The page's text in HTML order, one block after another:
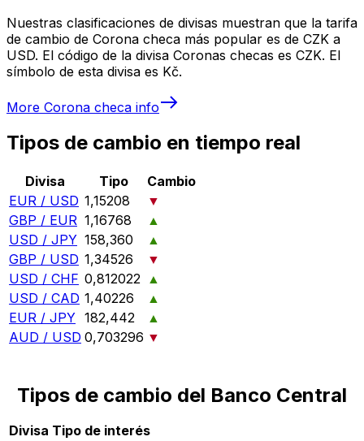
Nuestras clasificaciones de divisas muestran que la tarifa
de cambio de Corona checa más popular es de CZK a
USD. El código de la divisa Coronas checas es CZK. El
símbolo de esta divisa es Kč.
More Corona checa info
Tipos de cambio en tiempo real
Divisa Tipo
Cambio
EUR / USD 1,15208
▼
GBP / EUR 1,16768
▲
USD / JPY 158,360
▲
GBP / USD 1,34526
▼
USD / CHF 0,812022 ▲
USD / CAD 1,40226
▲
EUR / JPY 182,442
▲
AUD / USD 0,703296 ▼
Tipos de cambio del Banco Central
Divisa Tipo de interés